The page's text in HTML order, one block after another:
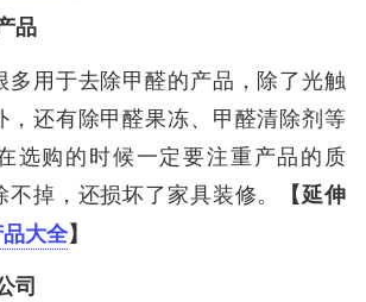
品
多用于去除甲醛的产品，除了光触
，还有除甲醛果冻、甲醛清除剂等
选购的时候一定要注重产品的质
掉，还损坏了家具装修。
【延伸
大全】
司